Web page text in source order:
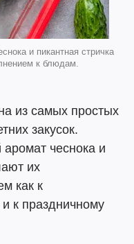
и пикантная стричка
к блюдам.
из самых простых
закусок.
аромат чеснока и
их
как к
к праздничному